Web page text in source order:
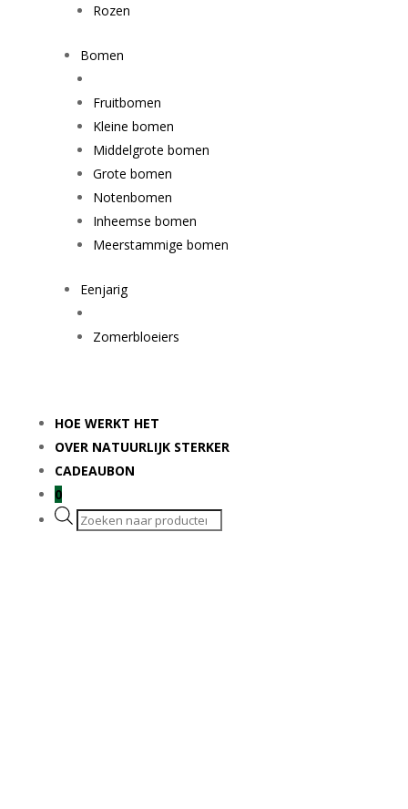
Rozen
Bomen
Fruitbomen
Kleine bomen
Middelgrote bomen
Grote bomen
Notenbomen
Inheemse bomen
Meerstammige bomen
Eenjarig
Zomerbloeiers
HOE WERKT HET
OVER NATUURLIJK STERKER
CADEAUBON
0
Producten